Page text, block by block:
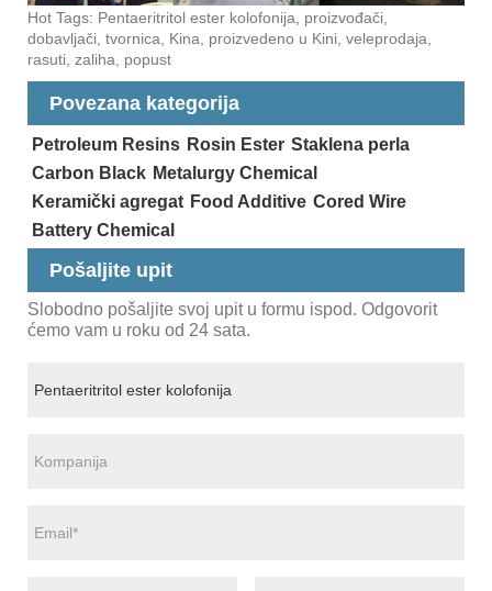
Hot Tags: Pentaeritritol ester kolofonija, proizvođači,
dobavljači, tvornica, Kina, proizvedeno u Kini, veleprodaja,
rasuti, zaliha, popust
Povezana kategorija
Petroleum Resins Rosin Ester Staklena perla
Carbon Black Metalurgy Chemical
Keramički agregat Food Additive Cored Wire
Battery Chemical
Pošaljite upit
Slobodno pošaljite svoj upit u formu ispod. Odgovorit
ćemo vam u roku od 24 sata.